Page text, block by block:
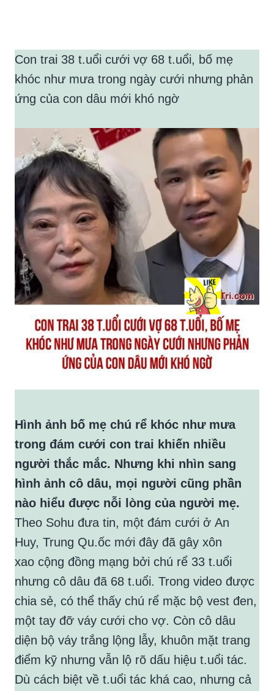
Con trai 38 t.uổi cưới vợ 68 t.uổi, bố mẹ
khóc như mưa trong ngày cưới nhưng phản
ứng của con dâu mới khó ngờ
Hình ảnh bố mẹ chú rể khóc như mưa
trong đám cưới con trai khiến nhiều
người thắc mắc. Nhưng khi nhìn sang
hình ảnh cô dâu, mọi người cũng phần
nào hiểu được nỗi lòng của người mẹ.
Theo Sohu đưa tin, một đám cưới ở An
Huy, Trung Qu.ốc mới đây đã gây xôn
xao cộng đồng mạng bởi chú rể 33 t.uổi
nhưng cô dâu đã 68 t.uổi. Trong video được
chia sẻ, có thể thấy chú rể mặc bộ vest đen,
một tay đỡ váy cưới cho vợ. Còn cô dâu
diện bộ váy trắng lộng lẫy, khuôn mặt trang
điểm kỹ nhưng vẫn lộ rõ dấu hiệu t.uổi tác.
Dù cách biệt về t.uổi tác khá cao, nhưng cả